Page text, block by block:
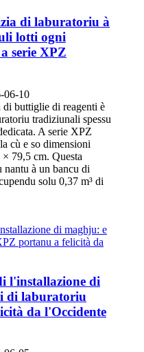
di laburatoriu à
lotti ogni
serie XPZ
06-10
buttiglie di reagenti è
tradiziunali spessu
A serie XPZ
cù e so dimensioni
79,5 cm. Questa
nantu à un bancu di
solu 0,37 m³ di
l'installazione di
di laburatoriu
da l'Occidente